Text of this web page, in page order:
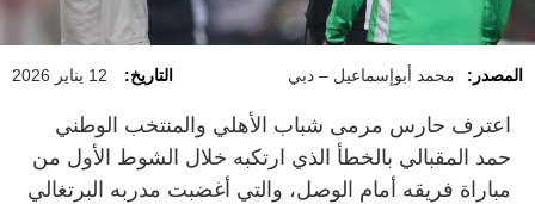
المصدر: محمد أبوإسماعيل – دبي التاريخ: 12 يناير 2026
اعترف حارس مرمى شباب الأهلي والمنتخب الوطني
حمد المقبالي بالخطأ الذي ارتكبه خلال الشوط الأول من
مباراة فريقه أمام الوصل، والتي أغضبت مدربه البرتغالي